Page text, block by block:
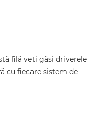
filă veţi găsi driverele
cu fiecare sistem de